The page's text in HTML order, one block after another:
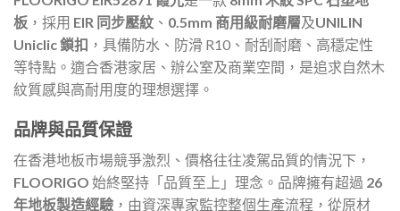
板 ，採用 EIR 同步壓紋 、 0.5mm 商用級耐磨層及UNILIN
Uniclic 鎖扣 ，具備防水、防滑 R10、耐刮耐磨、高穩定性
等特點。適合香港家居、辦公室及商業空間，是追求自然木
紋質感與高耐用度的理想選擇。
品牌與品質保證
在香港地板市場競爭激烈、價格往往凌駕品質的情況下，
FLOORIGO 始終堅持「品質至上」理念。品牌擁有超過 26
年地板製造經驗 ，由資深專家監控整個生產流程，從原材